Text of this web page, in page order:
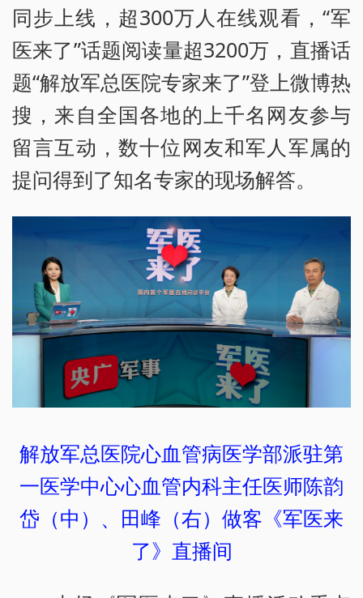
同步上线，超300万人在线观看，“军
医来了”话题阅读量超3200万，直播话
题“解放军总医院专家来了”登上微博热
搜，来自全国各地的上千名网友参与
留言互动，数十位网友和军人军属的
提问得到了知名专家的现场解答。
解放军总医院心血管病医学部派驻第
一医学中心心血管内科主任医师陈韵
岱（中）、田峰（右）做客《军医来
了》直播间